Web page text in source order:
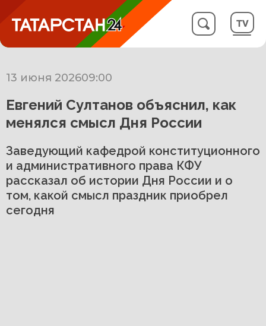
13 июня 202609:00
Евгений Султанов объяснил, как
менялся смысл Дня России
Заведующий кафедрой конституционного
и административного права КФУ
рассказал об истории Дня России и о
том, какой смысл праздник приобрел
сегодня